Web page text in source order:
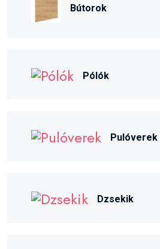
Bútorok
Pólók
Pulóverek
Dzsekik